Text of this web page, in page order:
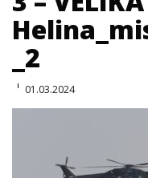
_2
01.03.2024